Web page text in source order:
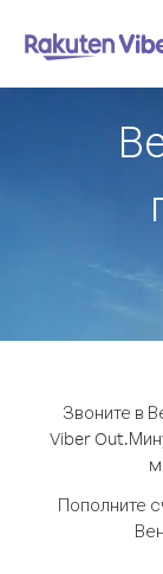
Звоните в
Viber Out.
Пополните